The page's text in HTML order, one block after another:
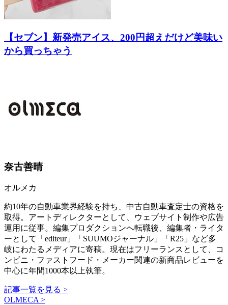
【セブン】新発売アイス、200円超えだけど美味い
から買っちゃう
奈古善晴
オルメカ
約10年の自動車業界経験を持ち、中古自動車査定士の資格を
取得。アートディレクターとして、ウェブサイト制作や広告
運用に従事。編集プロダクションへ転職後、編集者・ライタ
ーとして「editeur」「SUUMOジャーナル」「R25」など多
岐にわたるメディアに寄稿。現在はフリーランスとして、コ
ンビニ・ファストフード・メーカー関連の新商品レビューを
中心に年間1000本以上執筆。
記事一覧を見る >
OLMECA >